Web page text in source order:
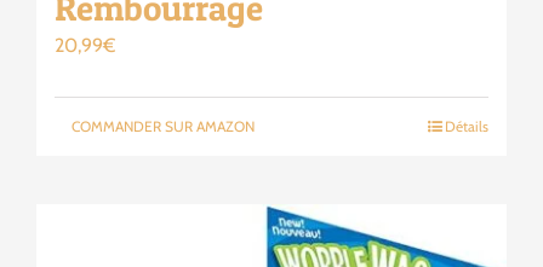
20,99€
COMMANDER SUR AMAZON Détails